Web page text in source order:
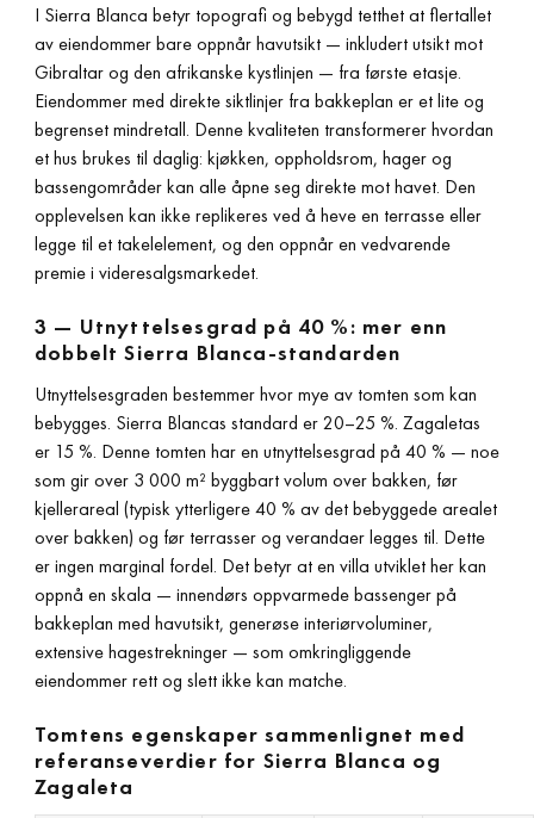
I Sierra Blanca betyr topografi og bebygd tetthet at flertallet
av eiendommer bare oppnår havutsikt — inkludert utsikt mot
Gibraltar og den afrikanske kystlinjen — fra første etasje.
Eiendommer med direkte siktlinjer fra bakkeplan er et lite og
begrenset mindretall. Denne kvaliteten transformerer hvordan
et hus brukes til daglig: kjøkken, oppholdsrom, hager og
bassengområder kan alle åpne seg direkte mot havet. Den
opplevelsen kan ikke replikeres ved å heve en terrasse eller
legge til et takelelement, og den oppnår en vedvarende
premie i videresalgsmarkedet.
3 — Utnyttelsesgrad på 40 %: mer enn
dobbelt Sierra Blanca-standarden
Utnyttelsesgraden bestemmer hvor mye av tomten som kan
bebygges. Sierra Blancas standard er 20–25 %. Zagaletas
er 15 %. Denne tomten har en utnyttelsesgrad på 40 % — noe
som gir over 3 000 m² byggbart volum over bakken, før
kjellerareal (typisk ytterligere 40 % av det bebyggede arealet
over bakken) og før terrasser og verandaer legges til. Dette
er ingen marginal fordel. Det betyr at en villa utviklet her kan
oppnå en skala — innendørs oppvarmede bassenger på
bakkeplan med havutsikt, generøse interiørvoluminer,
extensive hagestrekninger — som omkringliggende
eiendommer rett og slett ikke kan matche.
Tomtens egenskaper sammenlignet med
referanseverdier for Sierra Blanca og
Zagaleta